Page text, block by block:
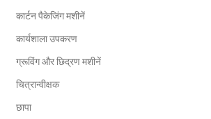
कार्टन पैकेजिंग मशीनें
कार्यशाला उपकरण
ग्रूविंग और छिद्रण मशीनें
चित्रान्वीक्षक
छापा